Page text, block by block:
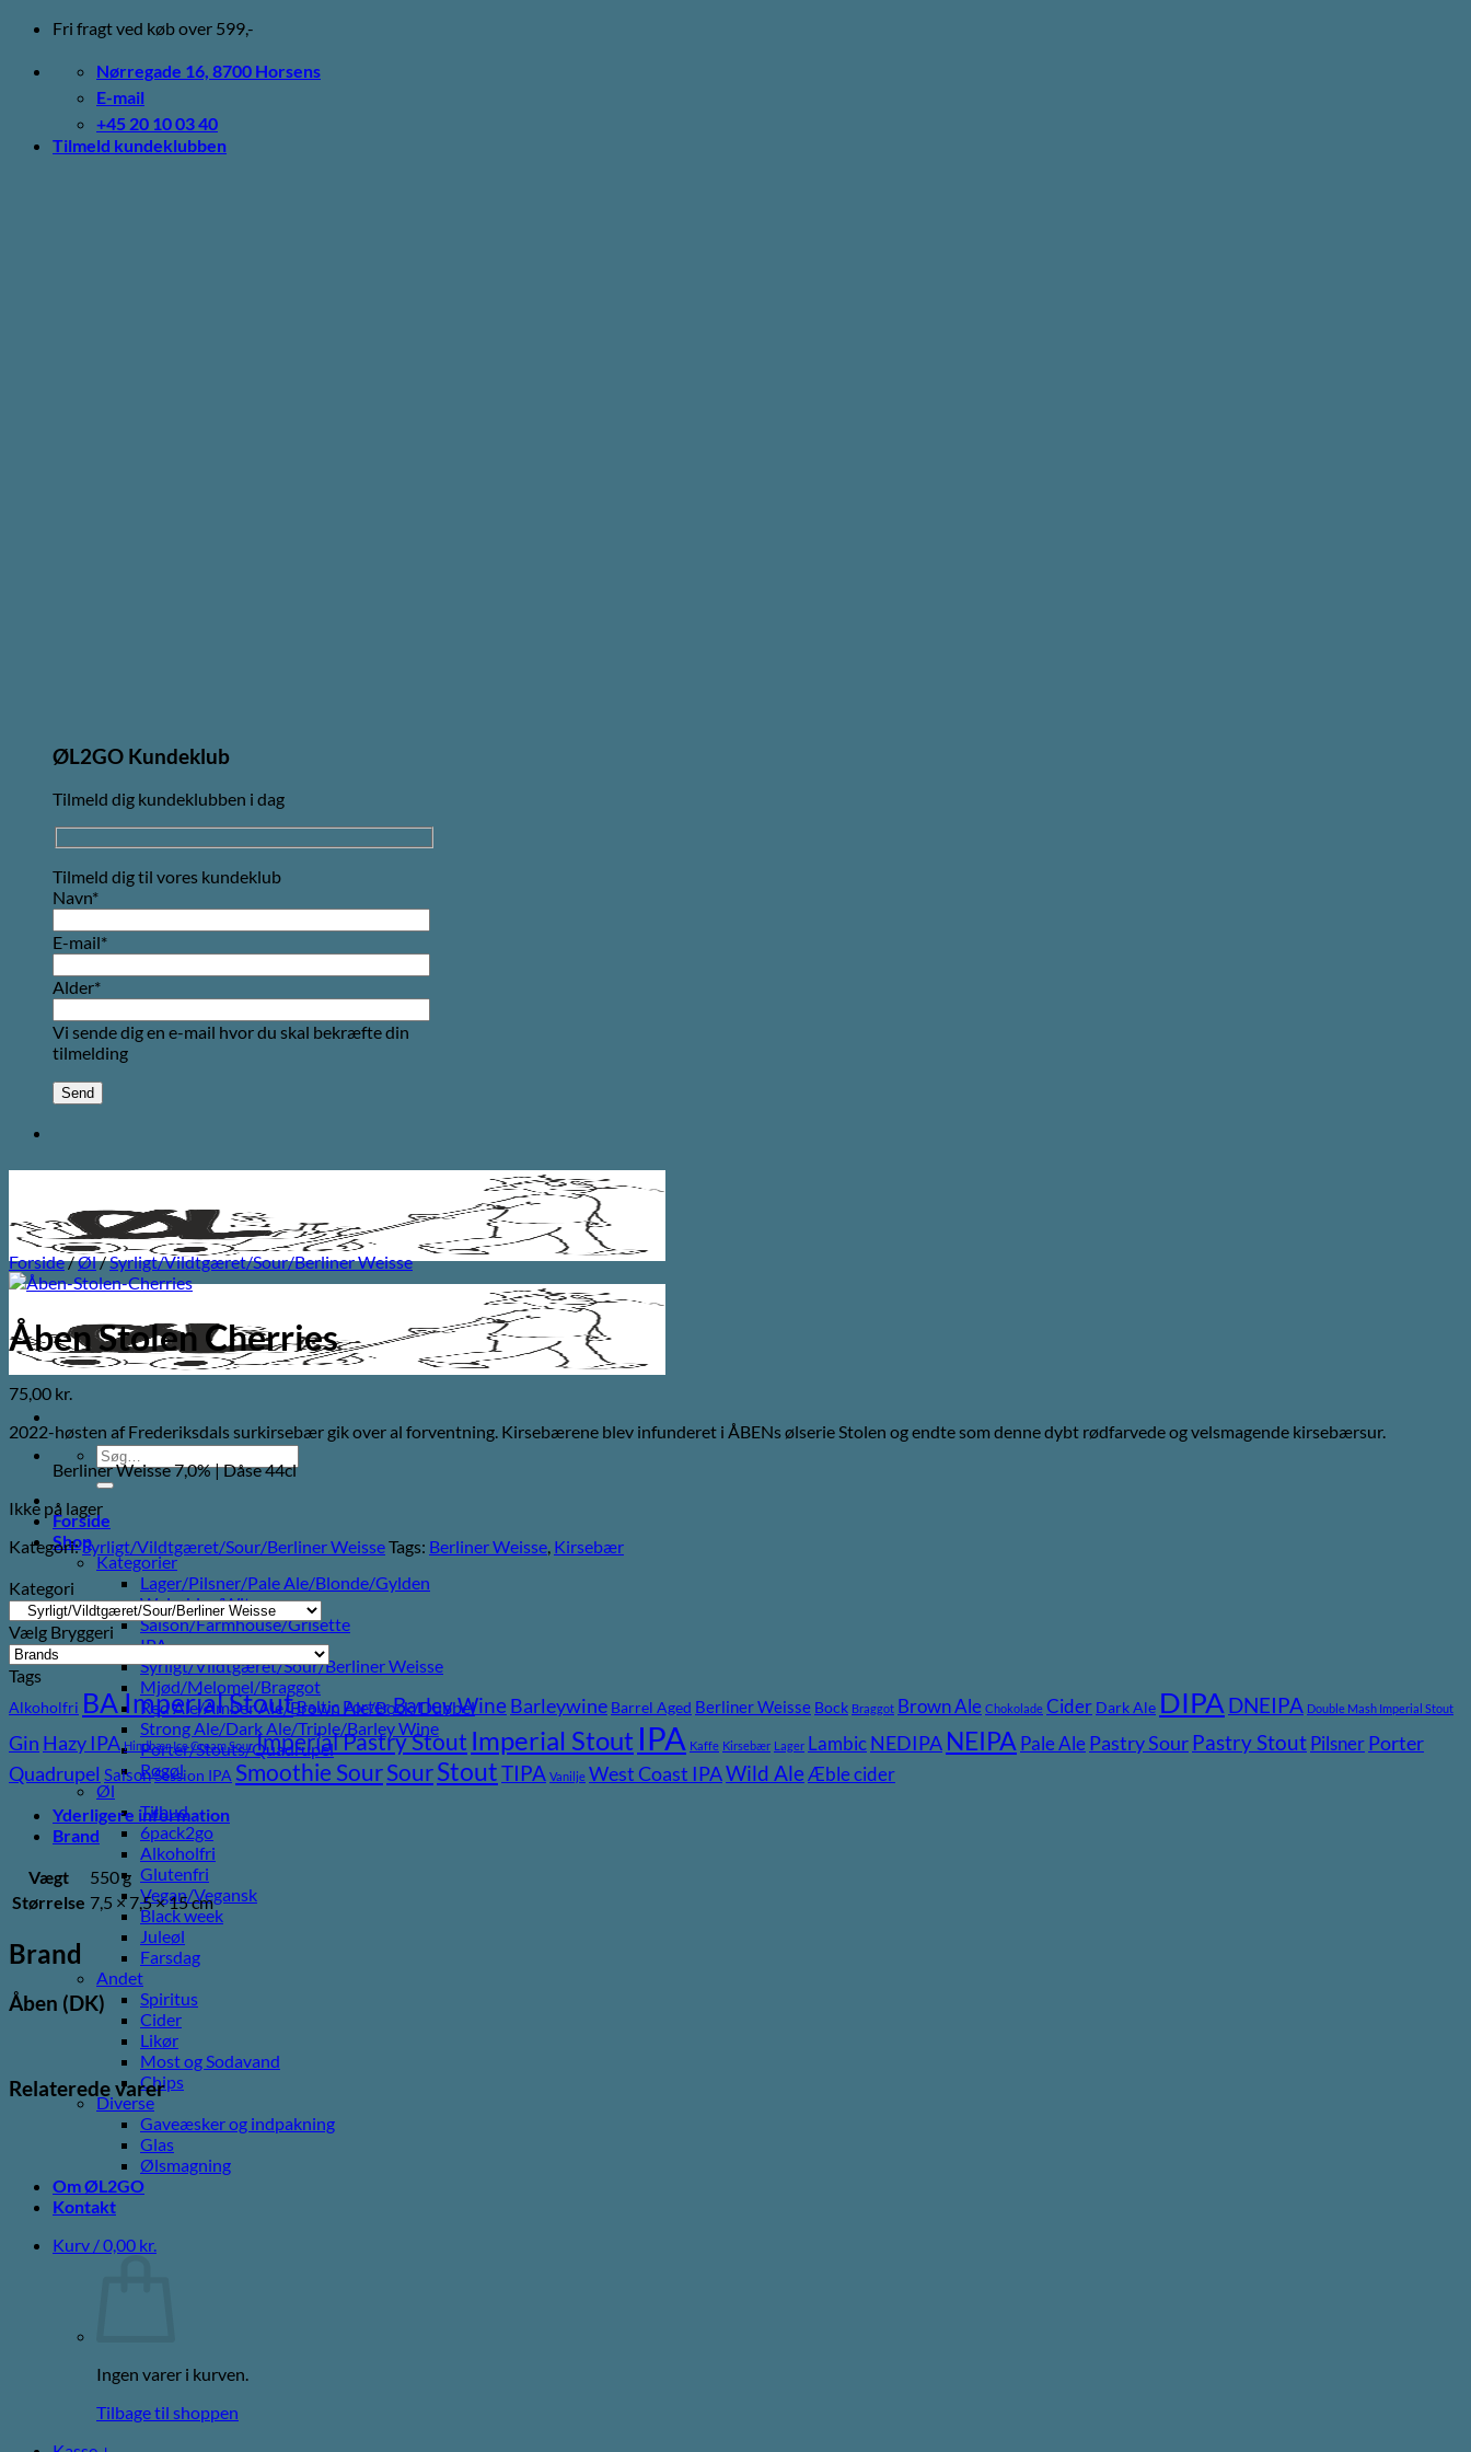
Fortsæt
indhold
Fri fragt ved køb over 599,-
Nørregade 16, 8700 Horsens
E-mail
+45 20 10 03 40
Tilmeld kundeklubben
ØL2GO Kundeklub
Tilmeld dig kundeklubben i dag
Tilmeld dig til vores kundeklub
Navn*
E-mail*
Alder*
Vi sende dig en e-mail hvor du skal bekræfte din
tilmelding
Søg
efter:
Forside
Shop
Kategorier
Lager/Pilsner/Pale Ale/Blonde/Gylden
Weissbier/Wit
Saison/Farmhouse/Grisette
IPA
Syrligt/Vildtgæret/Sour/Berliner Weisse
Mjød/Melomel/Braggot
Red Ale/Amber Ale/Brown Ale/Bock/Dubbel
Strong Ale/Dark Ale/Triple/Barley Wine
Porter/Stouts/Quadrupel
Røgøl
Øl
Tilbud
6pack2go
Alkoholfri
Glutenfri
Vegan/Vegansk
Black week
Juleøl
Farsdag
Andet
Spiritus
Cider
Likør
Most og Sodavand
Chips
Diverse
Gaveæsker og indpakning
Glas
Ølsmagning
Om ØL2GO
Kontakt
Kurv /0,00 kr.
Ingen varer i kurven.
Tilbage til shoppen
Forside/Øl/Syrligt/Vildtgæret/Sour/Berliner Weisse
Åben Stolen Cherries
75,00 kr.
2022-høsten af ​​Frederiksdals surkirsebær gik over al forventning. Kirsebærene blev infunderet i ÅBENs ølserie Stolen og endte som denne dybt rødfarvede og velsmagende kirsebærsur.
Berliner Weisse 7,0% | Dåse 44cl
Ikke på lager
Kategori:Syrligt/Vildtgæret/Sour/Berliner WeisseTags: Berliner Weisse, Kirsebær
Kategori
Vælg Bryggeri
Tags
Alkoholfri BA Imperial StoutBaltic PorterBarley Wine Barleywine Barrel Aged Berliner Weisse Bock Braggot Brown Ale Chokolade Cider Dark Ale DIPA DNEIPA Double Mash Imperial Stout
Gin Hazy IPA Hindbær Ice Cream Sour Imperial Pastry Stout Imperial Stout IPA Kaffe Kirsebær Lager Lambic NEDIPA NEIPA Pale Ale Pastry Sour Pastry Stout Pilsner Porter
Quadrupel SaisonSession IPA Smoothie SourSourStoutTIPA Vanilje West Coast IPAWild Ale Æble cider
Yderligere information
Brand
Vægt
550 g
Størrelse 7,5 × 7,5 × 15 cm
Brand
Åben (DK)
Relaterede varer